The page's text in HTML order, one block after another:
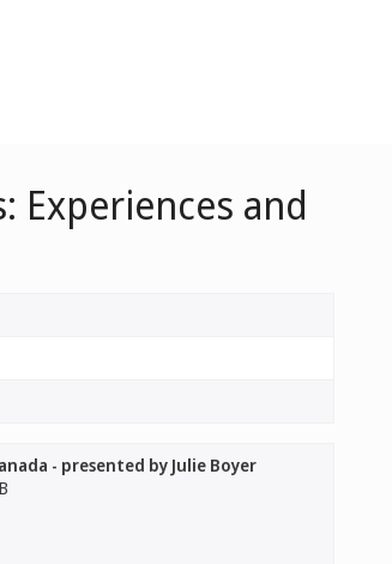
Experiences and
- presented by Julie Boyer